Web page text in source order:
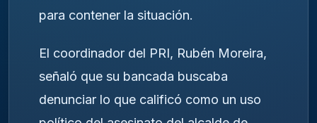
para contener la situación.
El coordinador del PRI, Rubén Moreira,
señaló que su bancada buscaba
denunciar lo que calificó como un uso